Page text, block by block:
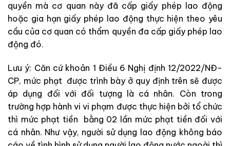
quyền mà cơ quan này đã cấp giấy phép lao động
hoặc gia hạn giấy phép lao động thực hiện theo yêu
cầu của cơ quan có thẩm quyền đa cấp giấy phép lao
động đó.
Lưu ý: Căn cứ khoản 1 Điều 6 Nghị định 12/2022/NĐ-
CP, mức phạt được trình bày ở quy định trên sẽ được
áp dụng đối với đối tượng là cá nhân. Còn trong
trường hợp hành vi vi phạm được thực hiện bởi tổ chức
thì mức phạt tiền bằng 02 lần mức phạt tiền đối với
cá nhân. Như vậy, người sử dụng lao động không báo